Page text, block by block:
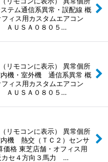
テム通信系異常・誤配線 概
ィス用カスタムエアコン
ＡＵＳＡ０８０５…
リモコンに表示） 異常個所
内機・室外機 通信系異常 概
ィス用カスタムエアコン
ＡＵＳＡ０８０５…
リモコンに表示） 異常個所
内機 熱交（ＴＣ２）センサ
価格 東芝店舗・オフィス用
カセ４方向３馬力 …